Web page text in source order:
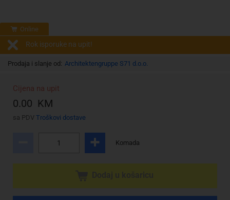
Online
Rok isporuke na upit!
Prodaja i slanje od: Architektengruppe S71 d.o.o.
Cijena na upit
0.00 KM
sa PDV Troškovi dostave
Komada